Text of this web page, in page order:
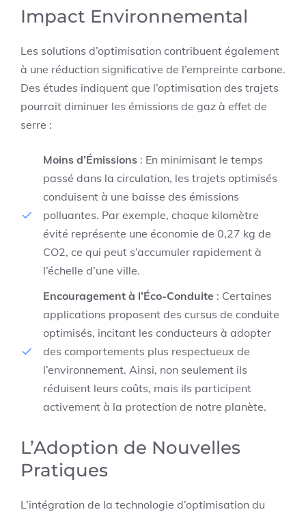
Impact Environnemental
Les solutions d’optimisation contribuent également
à une réduction significative de l’empreinte carbone.
Des études indiquent que l’optimisation des trajets
pourrait diminuer les émissions de gaz à effet de
serre :
Moins d’Émissions : En minimisant le temps
passé dans la circulation, les trajets optimisés
conduisent à une baisse des émissions
polluantes. Par exemple, chaque kilomètre
évité représente une économie de 0,27 kg de
CO2, ce qui peut s’accumuler rapidement à
l’échelle d’une ville.
Encouragement à l’Éco-Conduite : Certaines
applications proposent des cursus de conduite
optimisés, incitant les conducteurs à adopter
des comportements plus respectueux de
l’environnement. Ainsi, non seulement ils
réduisent leurs coûts, mais ils participent
activement à la protection de notre planète.
L’Adoption de Nouvelles
Pratiques
L’intégration de la technologie d’optimisation du